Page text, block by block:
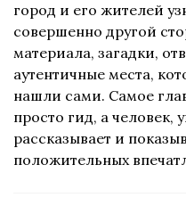
город и его жителей
совершенно другой
материала, загадки,
аутентичные места,
нашли сами. Самое
просто гид, а человек,
рассказывает и
положительных